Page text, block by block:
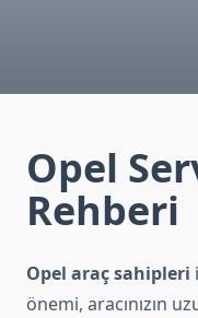
Opel
Rehberi
Opel araç sahipleri
önemi, aracınızın